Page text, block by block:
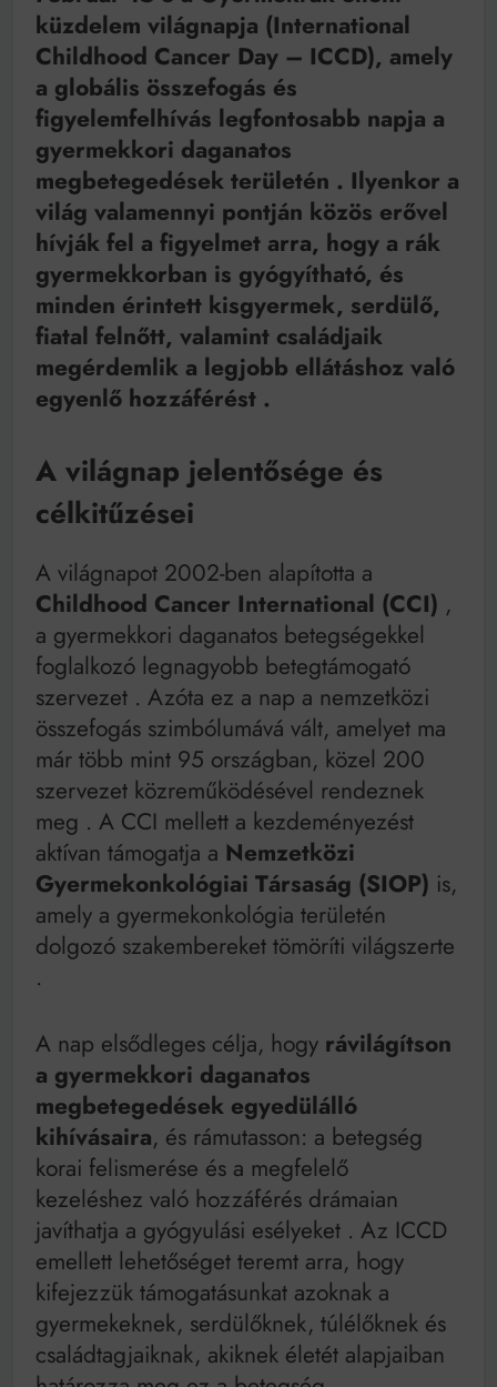
Bitumenes lapostetők: a bevált technológia akkor
működik, ha jól van felújítva
küzdelem világnapja (International
Childhood Cancer Day – ICCD), amely
a globális összefogás és
figyelemfelhívás legfontosabb napja a
gyermekkori daganatos
megbetegedések területén . Ilyenkor a
világ valamennyi pontján közös erővel
hívják fel a figyelmet arra, hogy a rák
gyermekkorban is gyógyítható, és
minden érintett kisgyermek, serdülő,
fiatal felnőtt, valamint családjaik
megérdemlik a legjobb ellátáshoz való
egyenlő hozzáférést .
A világnap jelentősége és
célkitűzései
A világnapot 2002-ben alapította a
Childhood Cancer International (CCI) ,
a gyermekkori daganatos betegségekkel
foglalkozó legnagyobb betegtámogató
szervezet . Azóta ez a nap a nemzetközi
összefogás szimbólumává vált, amelyet ma
már több mint 95 országban, közel 200
szervezet közreműködésével rendeznek
meg . A CCI mellett a kezdeményezést
aktívan támogatja a Nemzetközi
Gyermekonkológiai Társaság (SIOP) is,
amely a gyermekonkológia területén
dolgozó szakembereket tömöríti világszerte
.
A nap elsődleges célja, hogy rávilágítson
a gyermekkori daganatos
megbetegedések egyedülálló
kihívásaira, és rámutasson: a betegség
korai felismerése és a megfelelő
kezeléshez való hozzáférés drámaian
javíthatja a gyógyulási esélyeket . Az ICCD
emellett lehetőséget teremt arra, hogy
kifejezzük támogatásunkat azoknak a
gyermekeknek, serdülőknek, túlélőknek és
családtagjaiknak, akiknek életét alapjaiban